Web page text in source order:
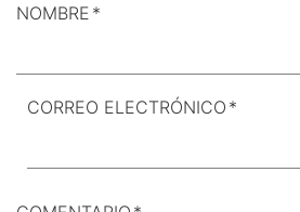
NOMBRE *
CORREO ELECTRÓNICO *